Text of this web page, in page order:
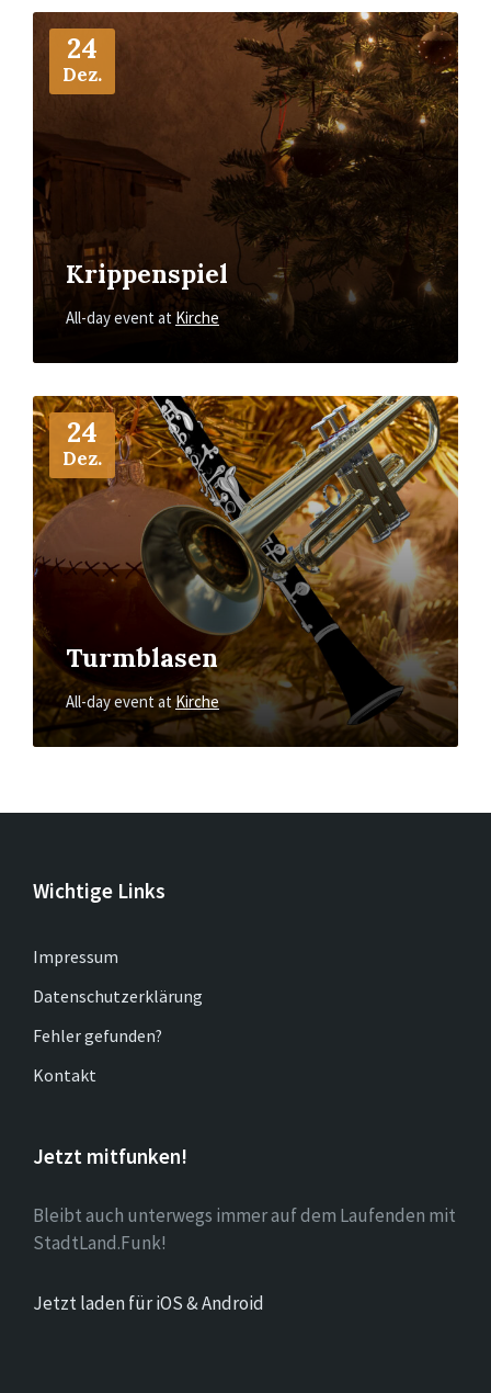
24
Dez.
Krippenspiel
All-day event at Kirche
More
24
Dez.
Turmblasen
All-day eventat Kirche
More
Info
Wichtige Links
Impressum
Datenschutzerklärung
Fehler gefunden?
Kontakt
Jetzt mitfunken!
Bleibt auch unterwegs immer auf dem Laufenden mit
StadtLand.Funk!
Jetzt laden für iOS & Android